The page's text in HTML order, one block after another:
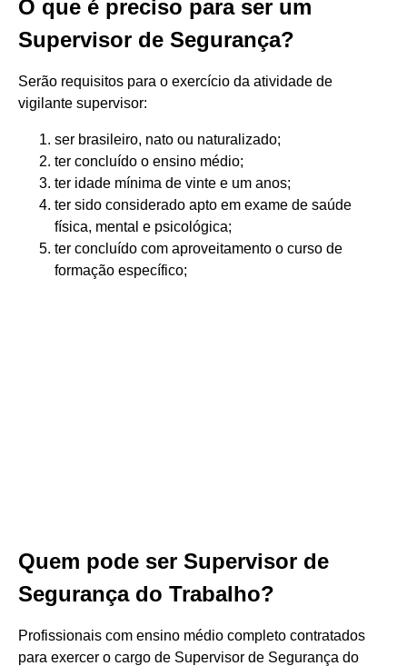
O que é preciso para ser um
Supervisor de Segurança?
Serão requisitos para o exercício da atividade de
vigilante supervisor:
ser brasileiro, nato ou naturalizado;
ter concluído o ensino médio;
ter idade mínima de vinte e um anos;
ter sido considerado apto em exame de saúde
física, mental e psicológica;
ter concluído com aproveitamento o curso de
formação específico;
Quem pode ser Supervisor de
Segurança do Trabalho?
Profissionais com ensino médio completo contratados
para exercer o cargo de Supervisor de Segurança do